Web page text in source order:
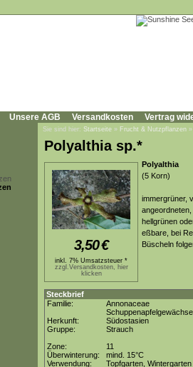
Unsere AGB Versandkosten Vertrag
Sie sind hier: Startseite » Frucht & Nutzpflanzen
Polyalthia sp.*
3,50€
inkl. 7% Umsatzsteuer *
zzgl.Versandkosten, hier
klicken
Polyalthia
(5 Korn)
immergrüner,
hellgrünen
eßbare, bei
Büscheln
Steckbrief
Familie:
Annonaceae
Schuppenapfelgewächse
Herkunft:
Südostasien
Gruppe:
Strauch
Zone:
11
Überwinterung:
mind. 15°C
Verwendung:
Topfgarten, Wintergarten